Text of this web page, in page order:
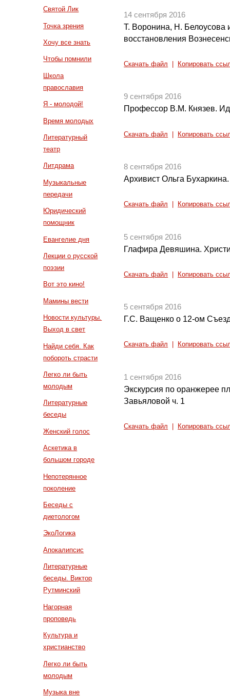
Святой Лик
Точка зрения
Хочу все знать
Чтобы помнили
Школа
православия
Я - молодой!
Время молодых
Литературный
театр
Литдрама
Музыкальные
передачи
Юридический
помощник
Евангелие дня
Лекции о русской
поэзии
Вот это кино!
Мамины вести
Новости культуры.
Выход в свет
Найди себя. Как
побороть страсти
Легко ли быть
молодым
Литературные
беседы
Женский голос
Аскетика в
большом городе
Непотерянное
поколение
Беседы с
диетологом
ЭкоЛогика
Апокалипсис
Литературные
беседы. Виктор
Рутминский
Нагорная
проповедь
Культура и
христианство
Легко ли быть
молодым
Музыка вне
14 сентября 2016
Т. Воронина, Н. Белоусова
восстановления
Скачать файл Копировать
9 сентября 2016
Профессор В.М. Князев.
Скачать файл Копировать
8 сентября 2016
Архивист Ольга
Скачать файл Копировать
5 сентября 2016
Глафира Девяшина.
Скачать файл Копировать
5 сентября 2016
Г.С. Ващенко о 12-ом
Скачать файл Копировать
1 сентября 2016
Экскурсия по оранжерее
Завьяловой ч. 1
Скачать файл Копировать